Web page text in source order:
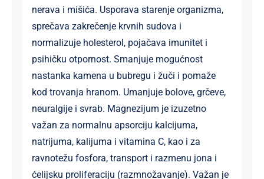
nerava i mišića. Usporava starenje organizma,
sprečava zakrečenje krvnih sudova i
normalizuje holesterol, pojačava imunitet i
psihičku otpornost. Smanjuje mogućnost
nastanka kamena u bubregu i žuči i pomaže
kod trovanja hranom. Umanjuje bolove, grčeve,
neuralgije i svrab. Magnezijum je izuzetno
važan za normalnu apsorciju kalcijuma,
natrijuma, kalijuma i vitamina C, kao i za
ravnotežu fosfora, transport i razmenu jona i
ćelijsku proliferaciju (razmnožavanje). Važan je